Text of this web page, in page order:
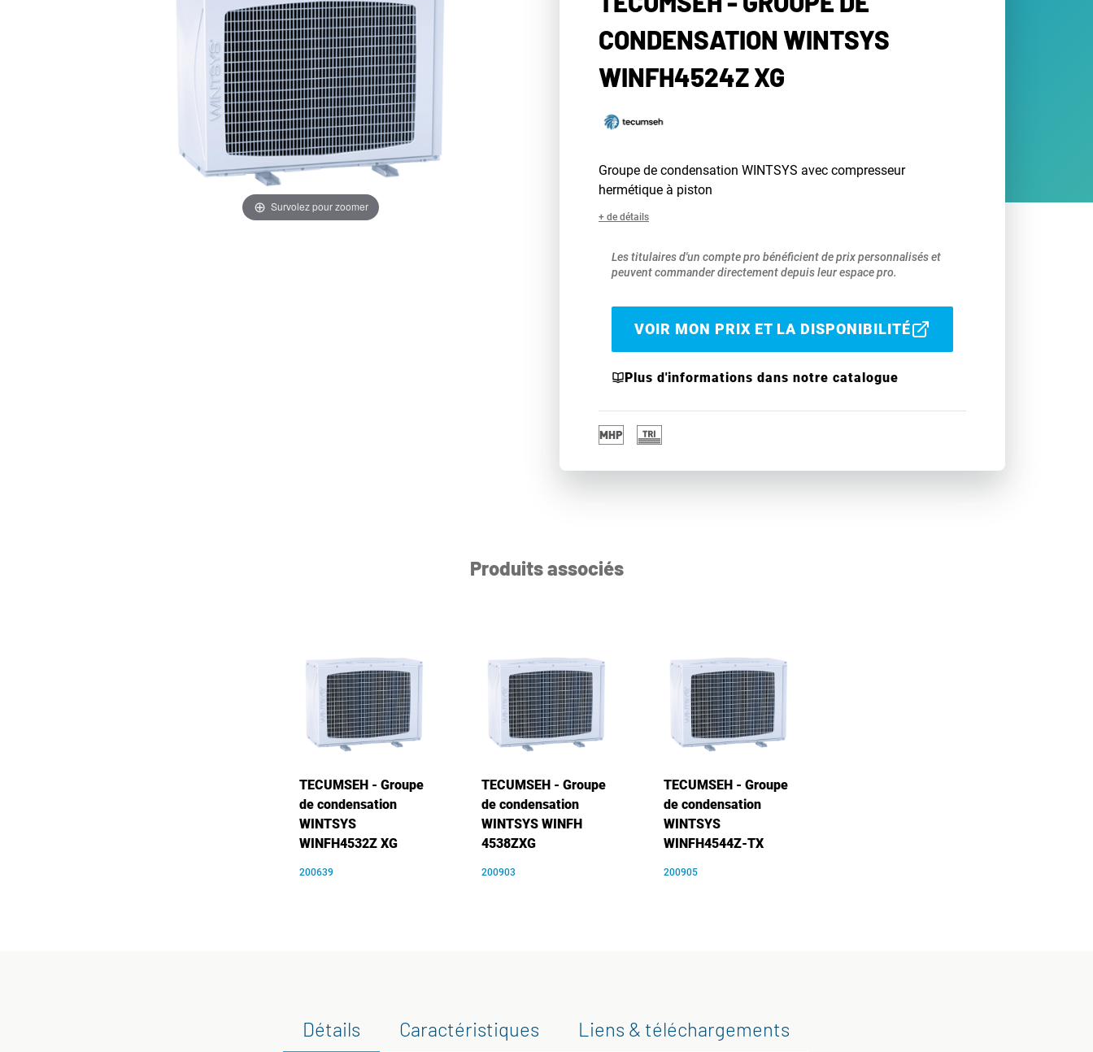
Survolez pour zoomer
CONDENSATION WINTSYS
WINFH4524Z XG
Groupe de condensation WINTSYS avec compresseur
hermétique à piston
+ de détails
Les titulaires d'un compte pro bénéficient de prix personnalisés et
peuvent commander directement depuis leur espace pro.
VOIR MON PRIX ET LA DISPONIBILITÉ
Plus d'informations dans notre catalogue
Produits associés
TECUMSEH - Groupe
de condensation
WINTSYS
WINFH4532Z XG
200639
TECUMSEH - Groupe
de condensation
WINTSYS WINFH
4538ZXG
200903
TECUMSEH - Groupe
de condensation
WINTSYS
WINFH4544Z-TX
200905
Détails Caractéristiques Liens & téléchargements